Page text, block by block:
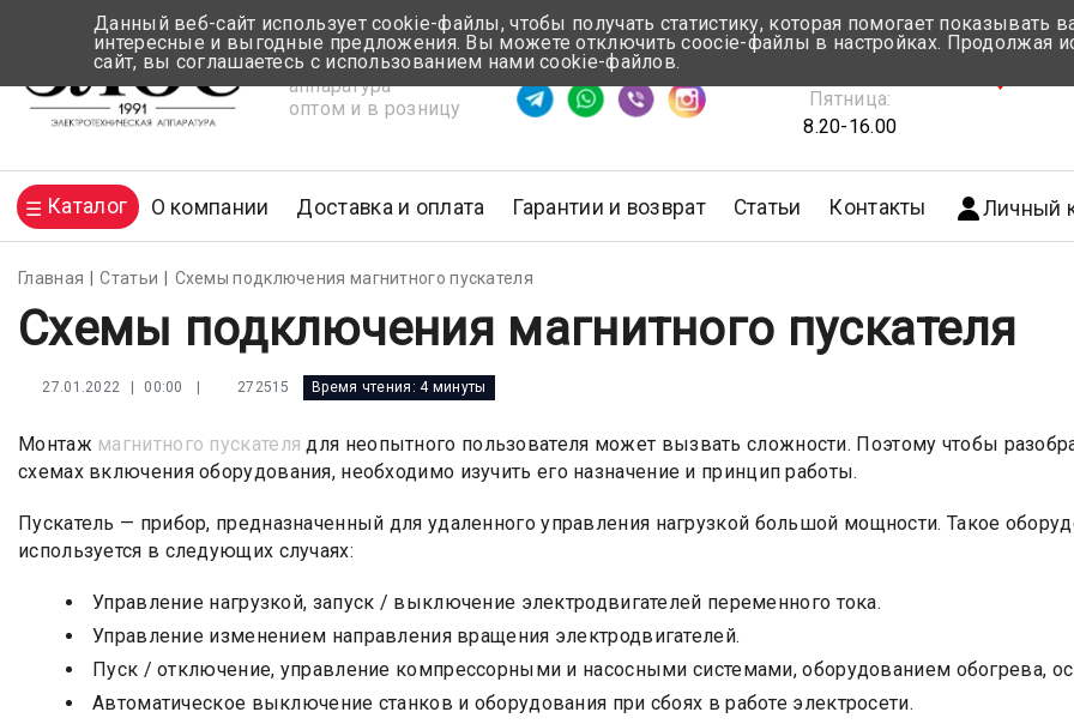
Электротехническая
аппаратура
оптом и в розницу
Время ответа ≈ 5 мин
Понедельник-Четверг:
Пятница:
8.20-16.00
Каталог О компании Доставка и оплата Гарантии и возврат Статьи Контакты Личный
Главная Статьи Схемы подключения магнитного пускателя
Схемы подключения магнитного пускателя
27.01.2022 | 00:00 272515 Время чтения: 4 минуты
Монтаж магнитного пускателя для неопытного пользователя может вызвать сложности. Поэтому чтобы
схемах включения оборудования, необходимо изучить его назначение и принцип работы.
Пускатель — прибор, предназначенный для удаленного управления нагрузкой большой мощности. Такое
используется в следующих случаях:
Управление нагрузкой, запуск / выключение электродвигателей переменного тока.
Управление изменением направления вращения электродвигателей.
Пуск / отключение, управление компрессорными и насосными системами, оборудованием обогрева,
Автоматическое выключение станков и оборудования при сбоях в работе электросети.
Данный веб-сайт использует cookie-файлы, чтобы получать статистику, которая помогает показывать
интересные и выгодные предложения. Вы можете отключить coocie-файлы в настройках. Продолжая
сайт, вы соглашаетесь с использованием нами cookie-файлов.